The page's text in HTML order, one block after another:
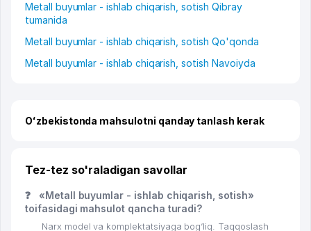
Metall buyumlar - ishlab chiqarish, sotish Qibray
tumanida
Metall buyumlar - ishlab chiqarish, sotish Qo'qonda
Metall buyumlar - ishlab chiqarish, sotish Navoiyda
Oʻzbekistonda mahsulotni qanday tanlash kerak
Tez-tez so'raladigan savollar
❓
«Metall buyumlar - ishlab chiqarish, sotish»
toifasidagi mahsulot qancha turadi?
Narx model va komplektatsiyaga bog‘liq. Taqqoslash